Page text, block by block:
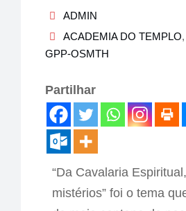
ADMIN
ACADEMIA DO TEMPLO,
GPP-OSMTH
Partilhar
“Da Cavalaria
mistérios” foi o tema